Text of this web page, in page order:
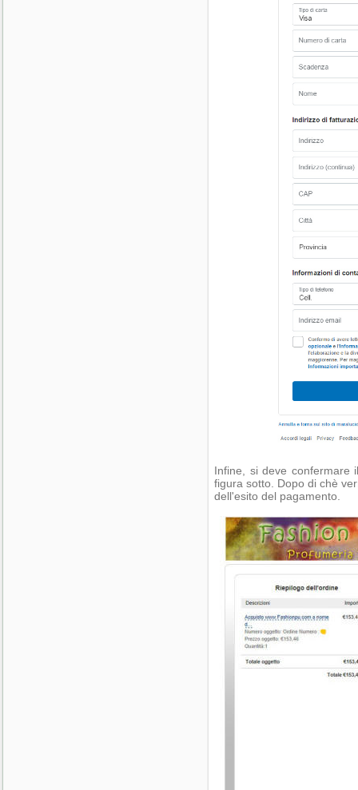
Infine, si deve confermare
figura sotto. Dopo di chè
dell'esito del pagamento.